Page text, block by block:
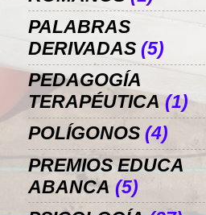
PALABRAS
DERIVADAS (5)
PEDAGOGÍA
TERAPÉUTICA (1)
POLÍGONOS (4)
PREMIOS EDUCA
ABANCA (5)